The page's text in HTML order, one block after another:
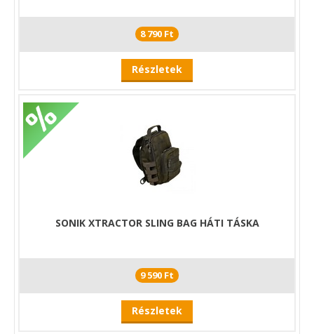
8 790 Ft
Részletek
SONIK XTRACTOR SLING BAG HÁTI TÁSKA
9 590 Ft
Részletek